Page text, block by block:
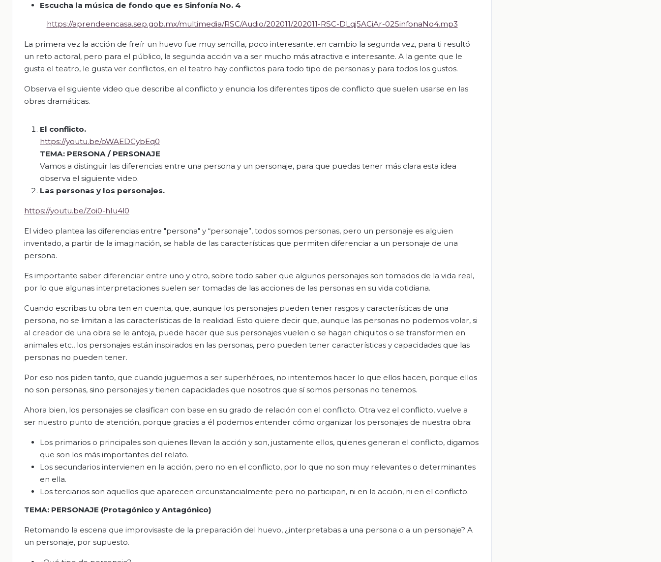
Escucha la música de fondo que es Sinfonía No. 4
https://aprendeencasa.sep.gob.mx/multimedia/RSC/Audio/202011/202011-RSC-DLqj5ACiAr-02SinfonaNo4.mp3
La primera vez la acción de freír un huevo fue muy sencilla, poco interesante, en cambio la segunda vez, para ti resultó
un reto actoral, pero para el público, la segunda acción va a ser mucho más atractiva e interesante. A la gente que le
gusta el teatro, le gusta ver conflictos, en el teatro hay conflictos para todo tipo de personas y para todos los gustos.
Observa el siguiente video que describe al conflicto y enuncia los diferentes tipos de conflicto que suelen usarse en las
obras dramáticas.
El conflicto.
https://youtu.be/oWAEDCybEq0
TEMA: PERSONA / PERSONAJE
Vamos a distinguir las diferencias entre una persona y un personaje, para que puedas tener más clara esta idea
observa el siguiente video.
Las personas y los personajes.
https://youtu.be/Zoi0-hIu4l0
El video plantea las diferencias entre "persona" y “personaje”, todos somos personas, pero un personaje es alguien
inventado, a partir de la imaginación, se habla de las características que permiten diferenciar a un personaje de una
persona.
Es importante saber diferenciar entre uno y otro, sobre todo saber que algunos personajes son tomados de la vida real,
por lo que algunas interpretaciones suelen ser tomadas de las acciones de las personas en su vida cotidiana.
Cuando escribas tu obra ten en cuenta, que, aunque los personajes pueden tener rasgos y características de una
persona, no se limitan a las características de la realidad. Esto quiere decir que, aunque las personas no podemos volar, si
al creador de una obra se le antoja, puede hacer que sus personajes vuelen o se hagan chiquitos o se transformen en
animales etc., los personajes están inspirados en las personas, pero pueden tener características y capacidades que las
personas no pueden tener.
Por eso nos piden tanto, que cuando juguemos a ser superhéroes, no intentemos hacer lo que ellos hacen, porque ellos
no son personas, sino personajes y tienen capacidades que nosotros que sí somos personas no tenemos.
Ahora bien, los personajes se clasifican con base en su grado de relación con el conflicto. Otra vez el conflicto, vuelve a
ser nuestro punto de atención, porque gracias a él podemos entender cómo organizar los personajes de nuestra obra:
Los primarios o principales son quienes llevan la acción y son, justamente ellos, quienes generan el conflicto, digamos
que son los más importantes del relato.
Los secundarios intervienen en la acción, pero no en el conflicto, por lo que no son muy relevantes o determinantes
en ella.
Los terciarios son aquellos que aparecen circunstancialmente pero no participan, ni en la acción, ni en el conflicto.
TEMA: PERSONAJE (Protagónico y Antagónico)
Retomando la escena que improvisaste de la preparación del huevo, ¿interpretabas a una persona o a un personaje? A
un personaje, por supuesto.